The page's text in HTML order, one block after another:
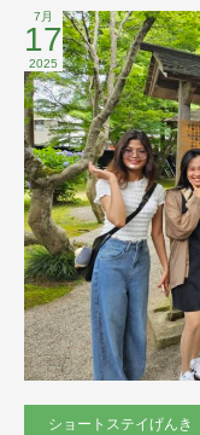
7月
17
2025
ショートステイげんき